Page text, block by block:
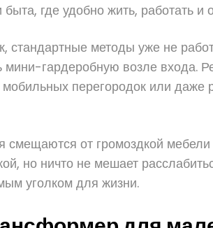
где удобно жить, работать
стандартные методы уже не
мини-гардеробную возле
перегородок или даже
от громоздкой
но ничто не мешает
уголком для жизни.